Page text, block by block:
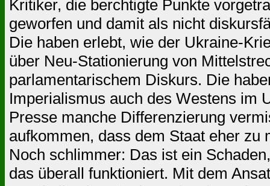
Kritiker, die berchtigte Punkte
geworfen und damit als nicht
Die haben erlebt, wie der Ukraine-
über Neu-Stationierung von
parlamentarischem Diskurs. Die
Imperialismus auch des Westens im
Presse manche Differenzierung
aufkommen, dass dem Staat eher zu
Noch schlimmer: Das ist ein
das überall funktioniert. Mit dem